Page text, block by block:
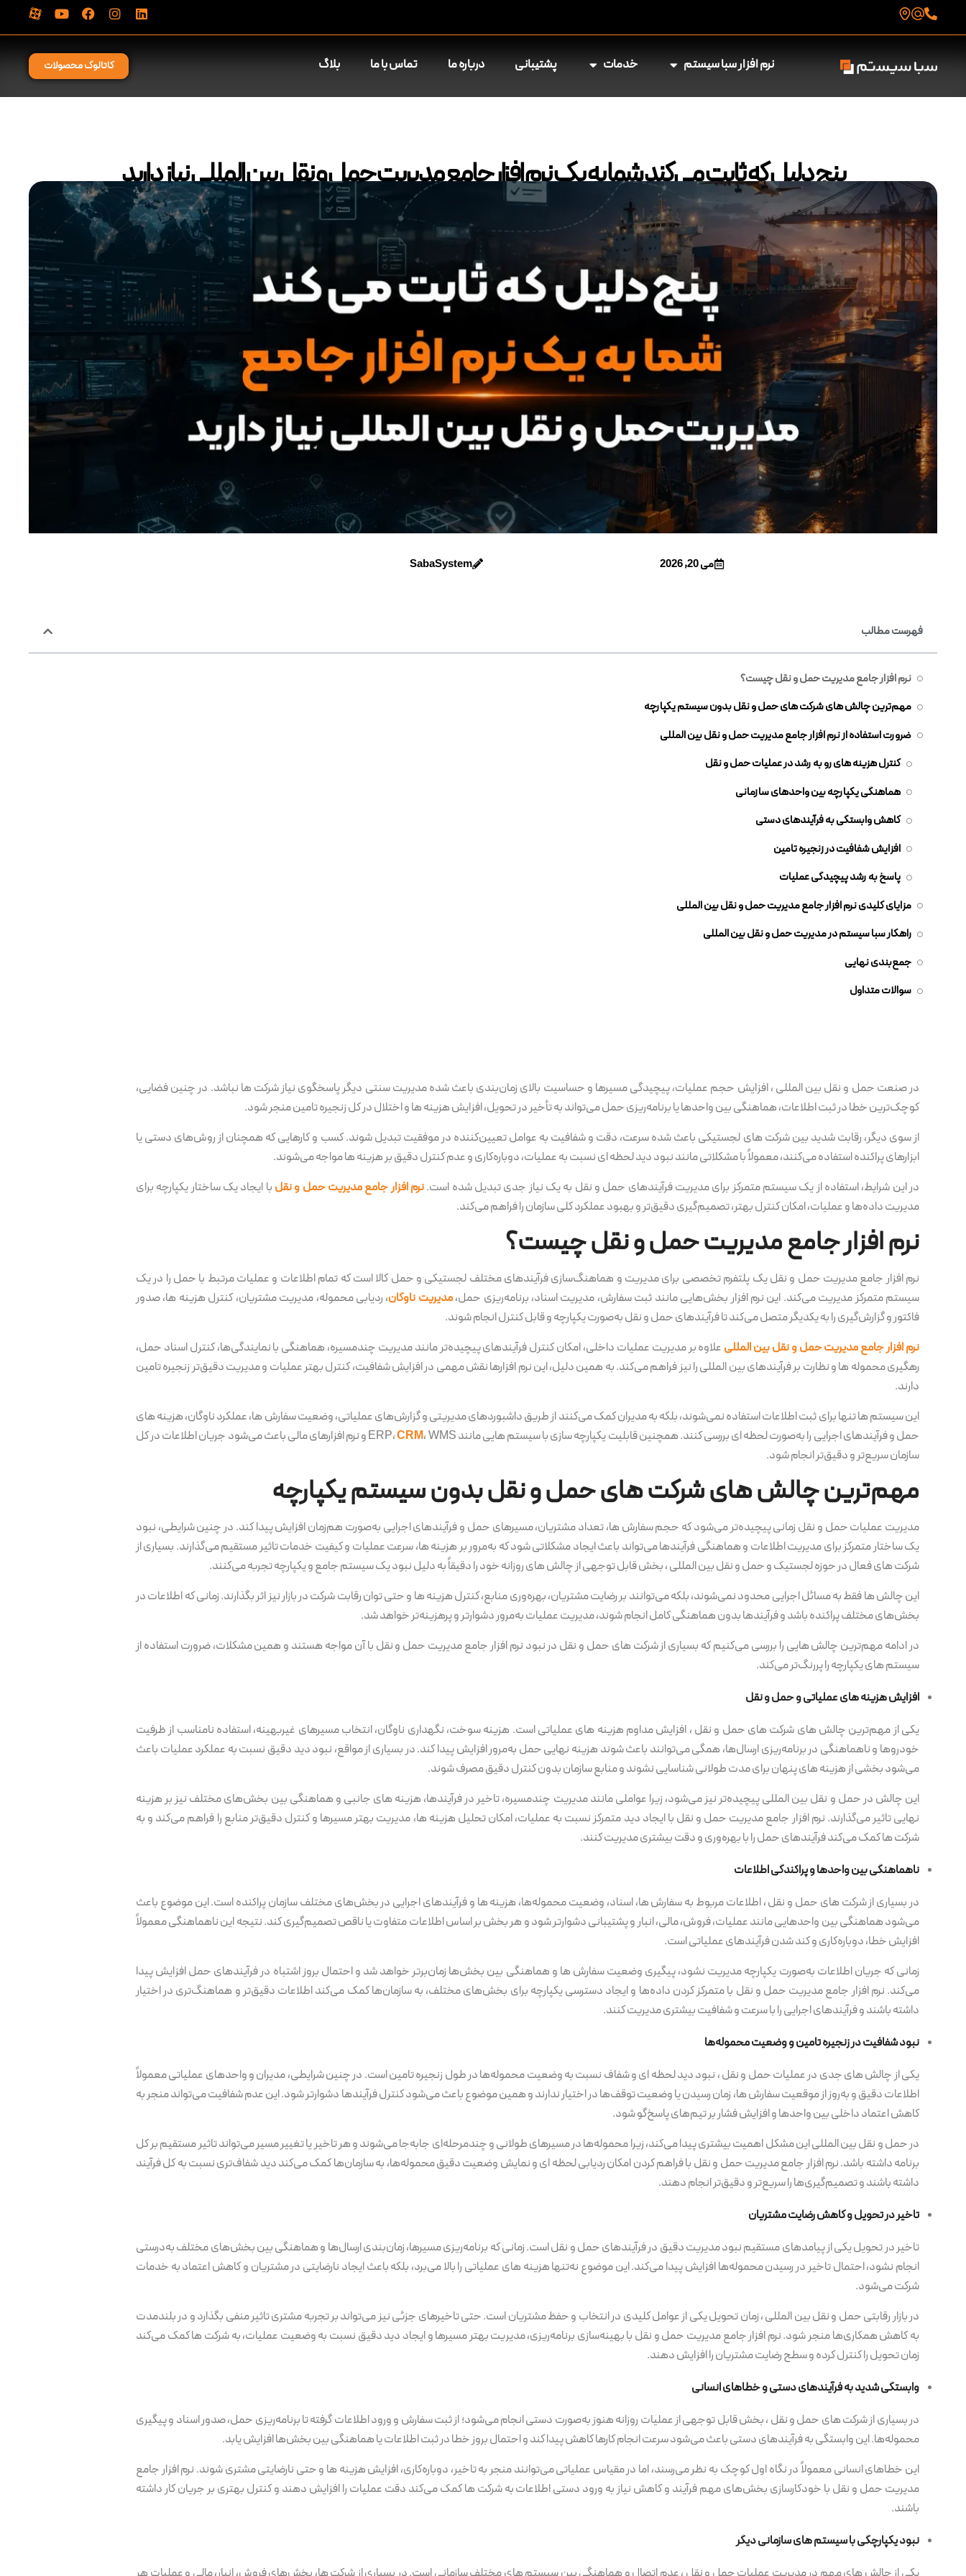
نرم افزار سبا سیستم خدمات پشتیبانی درباره ما تماس با ما بلاگ کاتالوگ محصولات
پنج دلیل که ثابت می‌کند شما به یک نرم‌ افزار جامع مدیریت حمل و نقل بین المللی نیاز دارید
می 20, 2026 SabaSystem
فهرست مطالب
نرم افزار جامع مدیریت حمل و نقل چیست؟
مهم‌ترین چالش های شرکت های حمل و نقل بدون سیستم یکپارچه
ضرورت استفاده از نرم افزار جامع مدیریت حمل و نقل بین المللی
کنترل هزینه های رو به رشد در عملیات حمل و نقل
هماهنگی یکپارچه بین واحدهای سازمانی
کاهش وابستگی به فرآیندهای دستی
افزایش شفافیت در زنجیره تامین
پاسخ به رشد پیچیدگی عملیات
مزایای کلیدی نرم افزار جامع مدیریت حمل و نقل بین المللی
راهکار سبا سیستم در مدیریت حمل و نقل بین المللی
جمع‌بندی نهایی
سوالات متداول
در صنعت حمل و نقل بین المللی ، افزایش حجم عملیات، پیچیدگی مسیرها و حساسیت بالای زمان‌بندی باعث شده مدیریت سنتی دیگر پاسخگوی نیاز شرکت ها نباشد. در چنین فضایی،
کوچک‌ترین خطا در ثبت اطلاعات، هماهنگی بین واحدها یا برنامه‌ریزی حمل می‌تواند به تأخیر در تحویل، افزایش هزینه ها و اختلال در کل زنجیره تامین منجر شود.
از سوی دیگر، رقابت شدید بین شرکت های لجستیکی باعث شده سرعت، دقت و شفافیت به عوامل تعیین‌کننده در موفقیت تبدیل شوند. کسب و کارهایی که همچنان از روش‌های دستی یا
ابزارهای پراکنده استفاده می‌کنند، معمولاً با مشکلاتی مانند نبود دید لحظه ای نسبت به عملیات، دوباره‌کاری و عدم کنترل دقیق بر هزینه ها مواجه می‌شوند.
در این شرایط، استفاده از یک سیستم متمرکز برای مدیریت فرآیندهای حمل و نقل به یک نیاز جدی تبدیل شده است.نرم افزار جامع مدیریت حمل و نقل با ایجاد یک ساختار یکپارچه برای
مدیریت داده‌ها و عملیات، امکان کنترل بهتر، تصمیم‌گیری دقیق‌تر و بهبود عملکرد کلی سازمان را فراهم می‌کند.
نرم افزار جامع مدیریت حمل و نقل چیست؟
نرم افزار جامع مدیریت حمل و نقل یک پلتفرم تخصصی برای مدیریت و هماهنگ‌سازی فرآیندهای مختلف لجستیکی و حمل کالا است که تمام اطلاعات و عملیات مرتبط با حمل را در یک
سیستم متمرکز مدیریت می‌کند. این نرم افزار بخش‌هایی مانند ثبت سفارش، مدیریت اسناد، برنامه‌ریزی حمل،مدیریت ناوگان، ردیابی محموله، مدیریت مشتریان، کنترل هزینه ها، صدور
فاکتور و گزارش‌گیری را به یکدیگر متصل می‌کند تا فرآیندهای حمل و نقل به‌صورت یکپارچه و قابل کنترل انجام شوند.
نرم افزار جامع مدیریت حمل و نقل بین المللی علاوه بر مدیریت عملیات داخلی، امکان کنترل فرآیندهای پیچیده‌تر مانند مدیریت چندمسیره، هماهنگی با نمایندگی‌ها، کنترل اسناد حمل،
رهگیری محموله ها و نظارت بر فرآیندهای بین المللی را نیز فراهم می‌کند. به همین دلیل، این نرم افزارها نقش مهمی در افزایش شفافیت، کنترل بهتر عملیات و مدیریت دقیق‌تر زنجیره تامین
دارند.
این سیستم ها تنها برای ثبت اطلاعات استفاده نمی‌شوند، بلکه به مدیران کمک می‌کنند از طریق داشبوردهای مدیریتی و گزارش‌های عملیاتی، وضعیت سفارش ها، عملکرد ناوگان، هزینه های
حمل و فرآیندهای اجرایی را به‌صورت لحظه ای بررسی کنند. همچنین قابلیت یکپارچه سازی با سیستم هایی مانند ERP،
CRM
، WMS و نرم افزارهای مالی باعث می‌شود جریان اطلاعات در کل
سازمان سریع‌تر و دقیق‌تر انجام شود.
مهم‌ترین چالش های شرکت های حمل و نقل بدون سیستم یکپارچه
مدیریت عملیات حمل و نقل زمانی پیچیده‌تر می‌شود که حجم سفارش ها، تعداد مشتریان، مسیرهای حمل و فرآیندهای اجرایی به‌صورت هم‌زمان افزایش پیدا کند. در چنین شرایطی، نبود
یک ساختار متمرکز برای مدیریت اطلاعات و هماهنگی فرآیندها می‌تواند باعث ایجاد مشکلاتی شود که به‌مرور بر هزینه ها، سرعت عملیات و کیفیت خدمات تاثیر مستقیم می‌گذارند. بسیاری از
شرکت های فعال در حوزه لجستیک و حمل و نقل بین المللی ، بخش قابل توجهی از چالش های روزانه خود را دقیقاً به دلیل نبود یک سیستم جامع و یکپارچه تجربه می‌کنند.
این چالش ها فقط به مسائل اجرایی محدود نمی‌شوند، بلکه می‌توانند بر رضایت مشتریان، بهره‌وری منابع، کنترل هزینه ها و حتی توان رقابت شرکت در بازار نیز اثر بگذارند. زمانی که اطلاعات در
بخش‌های مختلف پراکنده باشد و فرآیندها بدون هماهنگی کامل انجام شوند، مدیریت عملیات به‌مرور دشوارتر و پرهزینه‌تر خواهد شد.
در ادامه مهم‌ترین چالش هایی را بررسی می‌کنیم که بسیاری از شرکت های حمل و نقل در نبود نرم افزار جامع مدیریت حمل و نقل با آن مواجه هستند و همین مشکلات، ضرورت استفاده از
سیستم های یکپارچه را پررنگ‌تر می‌کند.
افزایش هزینه های عملیاتی و حمل و نقل
یکی از مهم‌ترین چالش های شرکت های حمل و نقل ، افزایش مداوم هزینه های عملیاتی است. هزینه سوخت، نگهداری ناوگان، انتخاب مسیرهای غیربهینه، استفاده نامناسب از ظرفیت
خودروها و ناهماهنگی در برنامه‌ریزی ارسال‌ها، همگی می‌توانند باعث شوند هزینه نهایی حمل به‌مرور افزایش پیدا کند. در بسیاری از مواقع، نبود دید دقیق نسبت به عملکرد عملیات باعث
می‌شود بخشی از هزینه های پنهان برای مدت طولانی شناسایی نشوند و منابع سازمان بدون کنترل دقیق مصرف شوند.
این چالش در حمل و نقل بین المللی پیچیده‌تر نیز می‌شود، زیرا عواملی مانند مدیریت چندمسیره، تاخیر در فرآیندها، هزینه های جانبی و هماهنگی بین بخش‌های مختلف نیز بر هزینه
نهایی تاثیر می‌گذارند. نرم افزار جامع مدیریت حمل و نقل با ایجاد دید متمرکز نسبت به عملیات، امکان تحلیل هزینه ها، مدیریت بهتر مسیرها و کنترل دقیق‌تر منابع را فراهم می‌کند و به
شرکت ها کمک می‌کند فرآیندهای حمل را با بهره‌وری و دقت بیشتری مدیریت کنند.
ناهماهنگی بین واحدها و پراکندگی اطلاعات
در بسیاری از شرکت های حمل و نقل ، اطلاعات مربوط به سفارش ها، اسناد، وضعیت محموله‌ها، هزینه ها و فرآیندهای اجرایی در بخش‌های مختلف سازمان پراکنده است. این موضوع باعث
می‌شود هماهنگی بین واحدهایی مانند عملیات، فروش، مالی، انبار و پشتیبانی دشوارتر شود و هر بخش بر اساس اطلاعات متفاوت یا ناقص تصمیم‌گیری کند. نتیجه این ناهماهنگی معمولاً
افزایش خطا، دوباره‌کاری و کند شدن فرآیندهای عملیاتی است.
زمانی که جریان اطلاعات به‌صورت یکپارچه مدیریت نشود، پیگیری وضعیت سفارش ها و هماهنگی بین بخش‌ها زمان‌برتر خواهد شد و احتمال بروز اشتباه در فرآیندهای حمل افزایش پیدا
می‌کند. نرم افزار جامع مدیریت حمل و نقل با متمرکز کردن داده‌ها و ایجاد دسترسی یکپارچه برای بخش‌های مختلف، به سازمان‌ها کمک می‌کند اطلاعات دقیق‌تر و هماهنگ‌تری در اختیار
داشته باشند و فرآیندهای اجرایی را با سرعت و شفافیت بیشتری مدیریت کنند.
نبود شفافیت در زنجیره تامین و وضعیت محموله‌ها
یکی از چالش های جدی در عملیات حمل و نقل ، نبود دید لحظه ای و شفاف نسبت به وضعیت محموله‌ها در طول زنجیره تامین است. در چنین شرایطی، مدیران و واحدهای عملیاتی معمولاً
اطلاعات دقیق و به‌روز از موقعیت سفارش ها، زمان رسیدن یا وضعیت توقف‌ها در اختیار ندارند و همین موضوع باعث می‌شود کنترل فرآیندها دشوارتر شود. این عدم شفافیت می‌تواند منجر به
کاهش اعتماد داخلی بین واحدها و افزایش فشار بر تیم‌های پاسخ‌گو شود.
در حمل و نقل بین المللی این مشکل اهمیت بیشتری پیدا می‌کند، زیرا محموله‌ها در مسیرهای طولانی و چندمرحله‌ای جابه‌جا می‌شوند و هر تاخیر یا تغییر مسیر می‌تواند تاثیر مستقیم بر کل
برنامه داشته باشد. نرم افزار جامع مدیریت حمل و نقل با فراهم کردن امکان ردیابی لحظه ای و نمایش وضعیت دقیق محموله‌ها، به سازمان‌ها کمک می‌کند دید شفاف‌تری نسبت به کل فرآیند
داشته باشند و تصمیم‌گیری‌ها را سریع‌تر و دقیق‌تر انجام دهند.
تاخیر در تحویل و کاهش رضایت مشتریان
تاخیر در تحویل یکی از پیامدهای مستقیم نبود مدیریت دقیق در فرآیندهای حمل و نقل است. زمانی که برنامه‌ریزی مسیرها، زمان‌بندی ارسال‌ها و هماهنگی بین بخش‌های مختلف به‌درستی
انجام نشود، احتمال تاخیر در رسیدن محموله‌ها افزایش پیدا می‌کند. این موضوع نه‌تنها هزینه های عملیاتی را بالا می‌برد، بلکه باعث ایجاد نارضایتی در مشتریان و کاهش اعتماد به خدمات
شرکت می‌شود.
در بازار رقابتی حمل و نقل بین المللی ، زمان تحویل یکی از عوامل کلیدی در انتخاب و حفظ مشتریان است. حتی تاخیرهای جزئی نیز می‌تواند بر تجربه مشتری تاثیر منفی بگذارد و در بلندمدت
به کاهش همکاری‌ها منجر شود. نرم افزار جامع مدیریت حمل و نقل با بهینه‌سازی برنامه‌ریزی، مدیریت بهتر مسیرها و ایجاد دید دقیق نسبت به وضعیت عملیات، به شرکت ها کمک می‌کند
زمان تحویل را کنترل کرده و سطح رضایت مشتریان را افزایش دهند.
وابستگی شدید به فرآیندهای دستی و خطاهای انسانی
در بسیاری از شرکت های حمل و نقل ، بخش قابل توجهی از عملیات روزانه هنوز به‌صورت دستی انجام می‌شود؛ از ثبت سفارش و ورود اطلاعات گرفته تا برنامه‌ریزی حمل، صدور اسناد و پیگیری
محموله‌ها. این وابستگی به فرآیندهای دستی باعث می‌شود سرعت انجام کارها کاهش پیدا کند و احتمال بروز خطا در ثبت اطلاعات یا هماهنگی بین بخش‌ها افزایش یابد.
این خطاهای انسانی معمولاً در نگاه اول کوچک به نظر می‌رسند، اما در مقیاس عملیاتی می‌توانند منجر به تاخیر، دوباره‌کاری، افزایش هزینه ها و حتی نارضایتی مشتری شوند. نرم افزار جامع
مدیریت حمل و نقل با خودکارسازی بخش‌های مهم فرآیند و کاهش نیاز به ورود دستی اطلاعات به شرکت ها کمک می‌کند دقت عملیات را افزایش دهند و کنترل بهتری بر جریان کار داشته
باشند.
نبود یکپارچگی با سیستم های سازمانی دیگر